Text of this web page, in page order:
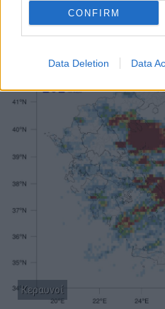
CONFIRM
Data Deletion Data
(Γραφικό 2)
κεραυνών στην χώρα
Κεραυνοί